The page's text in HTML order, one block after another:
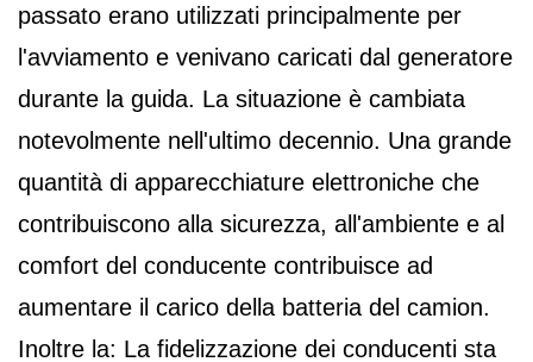
passato erano utilizzati principalmente per
l'avviamento e venivano caricati dal generatore
durante la guida. La situazione è cambiata
notevolmente nell'ultimo decennio. Una grande
quantità di apparecchiature elettroniche che
contribuiscono alla sicurezza, all'ambiente e al
comfort del conducente contribuisce ad
aumentare il carico della batteria del camion.
Inoltre la: La fidelizzazione dei conducenti sta